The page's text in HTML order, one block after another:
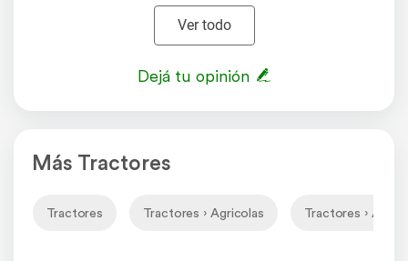
Ver todo
Dejá tu opinión
Más Tractores
Tractores Tractores › Agricolas Tractores ›